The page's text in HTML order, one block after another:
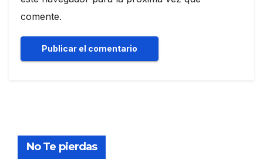
comente.
No Te pierdas